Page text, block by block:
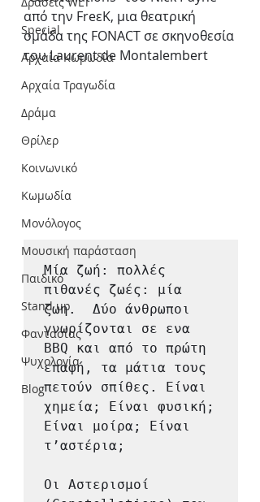
Special
Αρχαία Κωμωδία
Αρχαία Τραγωδία
Δράμα
Θρίλερ
Κοινωνικό
Κωμωδία
Μονόλογος
Μουσική παράσταση
Παιδικό
Stand up
Φαντασίας
Ψυχολογία
Blog
από την FreεΚ, μια θεατρική
ομάδα της FONACT σε σκηνοθεσία
του Laurent de Montalembert
Μία ζωή: πολλές
πιθανές ζωές: μία
ζωη.  Δύο άνθρωποι
γνωρίζονται σε ενα
BBQ και από το πρώτη
επαφή, τα μάτια τους
πετούν σπίθες. Είναι
χημεία; Είναι φυσική;
Είναι μοίρα; Είναι
τ’αστέρια;
Οι Αστερισμοί